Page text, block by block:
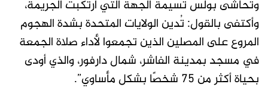
وتحاشى بولس تسيمة الجهة التي ارتكبت الجريمة،
وأكتفى بالقول: تُدين الولايات المتحدة بشدة الهجوم
المروع على المصلين الذين تجمعوا لأداء صلاة الجمعة
في مسجد بمدينة الفاشر، شمال دارفور، والذي أودى
بحياة أكثر من 75 شخصًا بشكل مأساوي”.